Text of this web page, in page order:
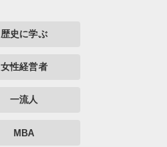
歴史に学ぶ
女性経営者
一流人
MBA